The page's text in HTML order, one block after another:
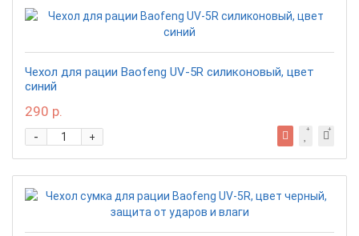
Чехол для рации Baofeng UV-5R силиконовый, цвет
синий
290 р.
+
-